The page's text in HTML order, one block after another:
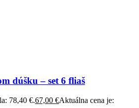
dúšku – set 6 fliaš
78,40 €.67,00 €Aktuálna cena je: